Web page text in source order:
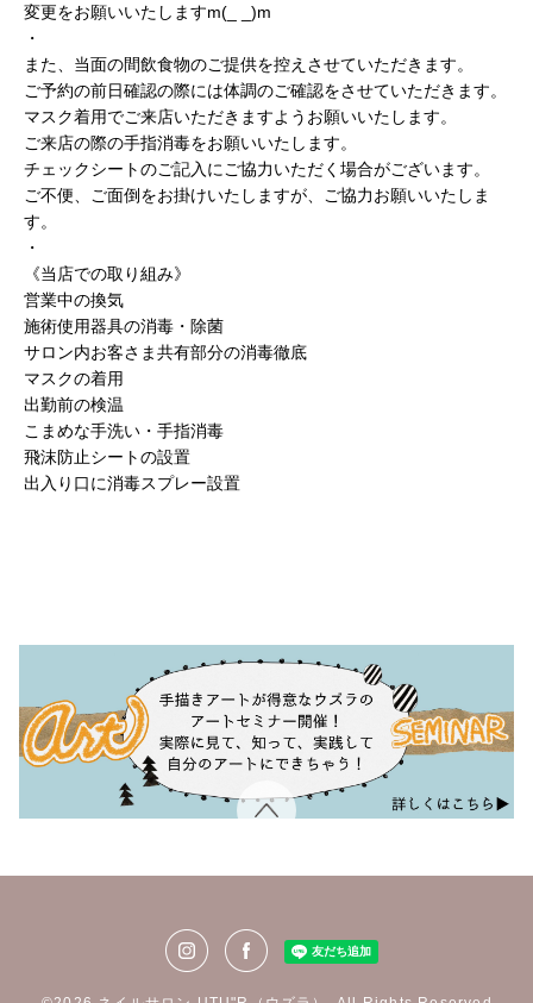
変更をお願いいたしますm(_ _)m
・
また、当面の間飲食物のご提供を控えさせていただきます。
ご予約の前日確認の際には体調のご確認をさせていただきます。
マスク着用でご来店いただきますようお願いいたします。
ご来店の際の手指消毒をお願いいたします。
チェックシートのご記入にご協力いただく場合がございます。
ご不便、ご面倒をお掛けいたしますが、ご協力お願いいたしま
す。
・
《当店での取り組み》
営業中の換気
施術使用器具の消毒・除菌
サロン内お客さま共有部分の消毒徹底
マスクの着用
出勤前の検温
こまめな手洗い・手指消毒
飛沫防止シートの設置
出入り口に消毒スプレー設置